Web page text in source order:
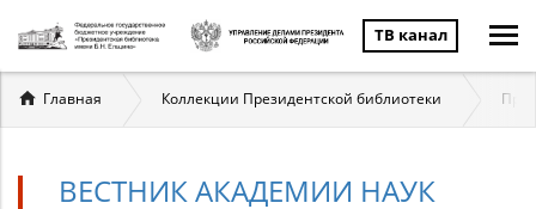
ТВ канал
Вы
здесь
Главная Коллекции Президентской библиотеки
ВЕСТНИК АКАДЕМИИ НАУК